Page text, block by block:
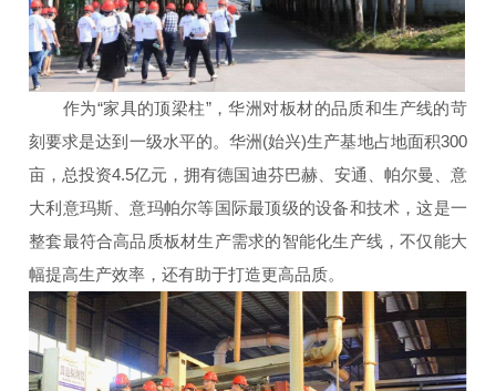
作为“家具的顶梁柱”，华洲对板材的品质和生产线的苛
刻要求是达到一级水平的。华洲(始兴)生产基地占地面积300
亩，总投资4.5亿元，拥有德国迪芬巴赫、安通、帕尔曼、意
大利意玛斯、意玛帕尔等国际最顶级的设备和技术，这是一
整套最符合高品质板材生产需求的智能化生产线，不仅能大
幅提高生产效率，还有助于打造更高品质。